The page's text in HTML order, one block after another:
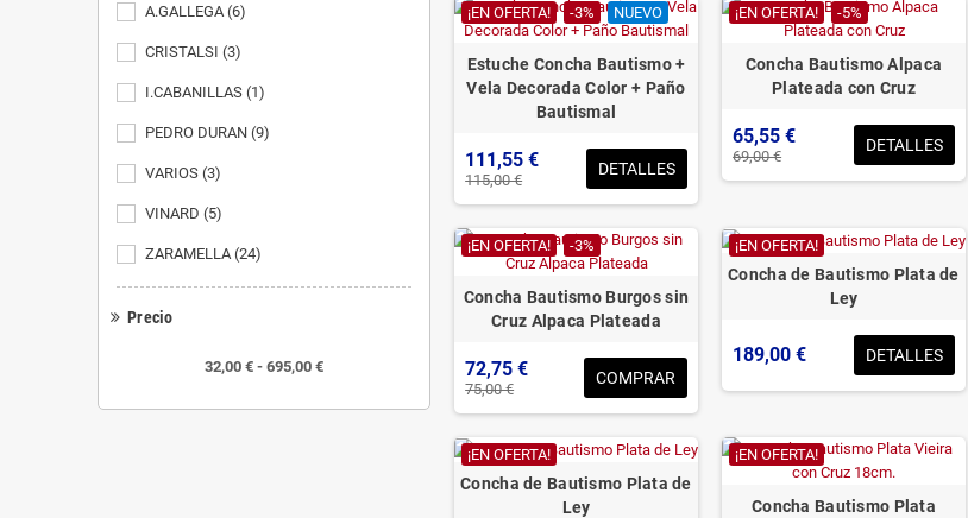
A.GALLEGA (6)
CRISTALSI (3)
I.CABANILLAS (1)
PEDRO DURAN (9)
VARIOS (3)
VINARD (5)
ZARAMELLA (24)
Precio
32,00 € - 695,00 €
¡EN OFERTA! -3% NUEVO
Estuche Concha Bautismo +
Vela Decorada Color + Paño
Bautismal
111,55 €
115,00 €
DETALLES
¡EN OFERTA! -5%
Concha Bautismo Alpaca
Plateada con Cruz
65,55 €
69,00 €
DETALLES
¡EN OFERTA! -3%
Concha Bautismo Burgos sin
Cruz Alpaca Plateada
72,75 €
75,00 €
COMPRAR
¡EN OFERTA!
Concha de Bautismo Plata de
Ley
189,00 € DETALLES
¡EN OFERTA!
Concha de Bautismo Plata de
Ley
¡EN OFERTA!
Concha Bautismo Plata